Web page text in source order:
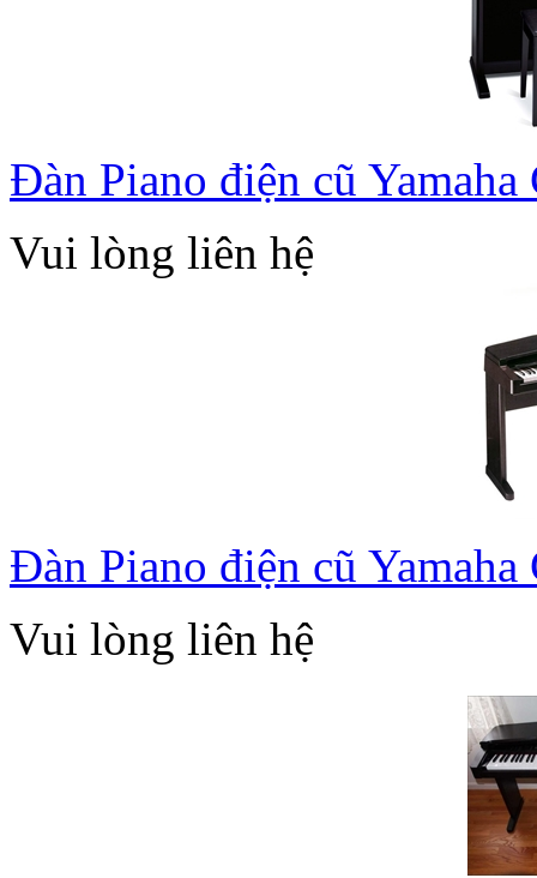
Đàn Piano điện cũ Yamaha
Vui lòng liên hệ
Đàn Piano điện cũ Yamaha
Vui lòng liên hệ